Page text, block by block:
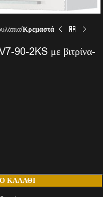
Κρεμαστά
90-2KS με βιτρίνα-
ΚΑΛΆΘΙ